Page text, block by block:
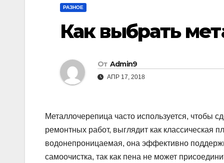
РАЗНОЕ
Как выбрать
От Admin9
АПР 17, 2018
Металлочерепица часто используется, чтобы
ремонтных работ, выглядит как классическая
водонепроницаемая, она эффективно
самоочистка, так как пена не может